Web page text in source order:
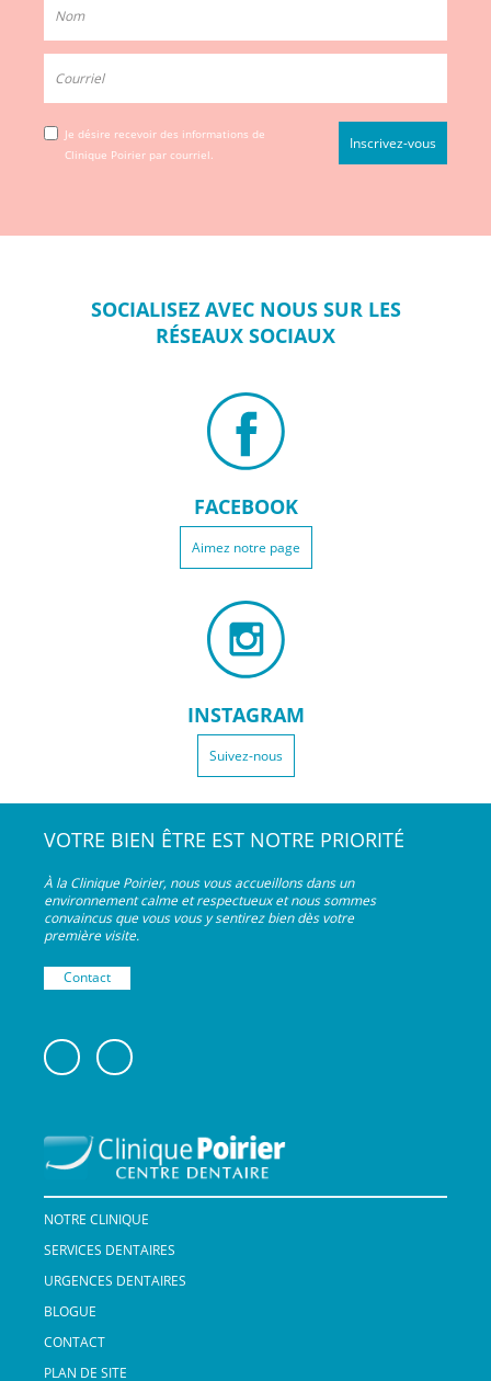
Je désire recevoir des informations de
Clinique Poirier par courriel.
SOCIALISEZ AVEC NOUS SUR LES
RÉSEAUX SOCIAUX
FACEBOOK
Aimez notre page
INSTAGRAM
Suivez-nous
VOTRE BIEN ÊTRE EST NOTRE PRIORITÉ
À la Clinique Poirier, nous vous accueillons dans un
environnement calme et respectueux et nous sommes
convaincus que vous vous y sentirez bien dès votre
première visite.
Contact
NOTRE CLINIQUE
SERVICES DENTAIRES
URGENCES DENTAIRES
BLOGUE
CONTACT
PLAN DE SITE